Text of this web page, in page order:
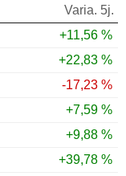
Varia. 5j.
+11,56 %
+22,83 %
-17,23 %
+7,59 %
+9,88 %
+39,78 %